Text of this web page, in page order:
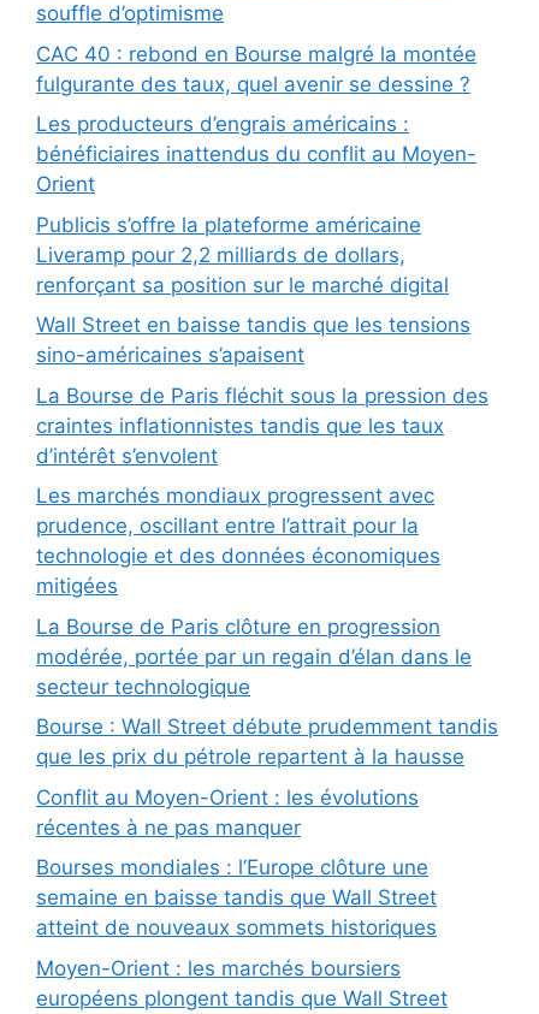
souffle d’optimisme
CAC 40 : rebond en Bourse malgré la montée
fulgurante des taux, quel avenir se dessine ?
Les producteurs d’engrais américains :
bénéficiaires inattendus du conflit au Moyen-
Orient
Publicis s’offre la plateforme américaine
Liveramp pour 2,2 milliards de dollars,
renforçant sa position sur le marché digital
Wall Street en baisse tandis que les tensions
sino-américaines s’apaisent
La Bourse de Paris fléchit sous la pression des
craintes inflationnistes tandis que les taux
d’intérêt s’envolent
Les marchés mondiaux progressent avec
prudence, oscillant entre l’attrait pour la
technologie et des données économiques
mitigées
La Bourse de Paris clôture en progression
modérée, portée par un regain d’élan dans le
secteur technologique
Bourse : Wall Street débute prudemment tandis
que les prix du pétrole repartent à la hausse
Conflit au Moyen-Orient : les évolutions
récentes à ne pas manquer
Bourses mondiales : l’Europe clôture une
semaine en baisse tandis que Wall Street
atteint de nouveaux sommets historiques
Moyen-Orient : les marchés boursiers
européens plongent tandis que Wall Street